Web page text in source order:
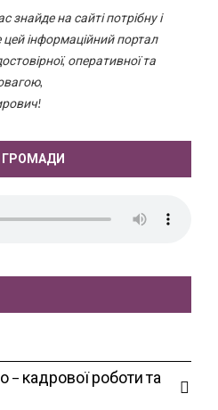
на сайті потрібну і
інформаційний портал
оперативної та
ГРОМАДИ
– кадрової роботи та